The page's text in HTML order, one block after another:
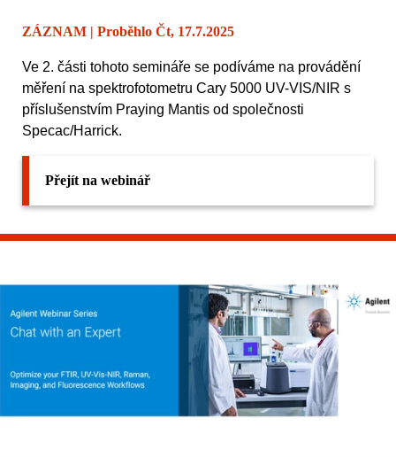
ZÁZNAM | Proběhlo Čt, 17.7.2025
Ve 2. části tohoto semináře se podíváme na provádění
měření na spektrofotometru Cary 5000 UV-VIS/NIR s
příslušenstvím Praying Mantis od společnosti
Specac/Harrick.
Přejít na webinář